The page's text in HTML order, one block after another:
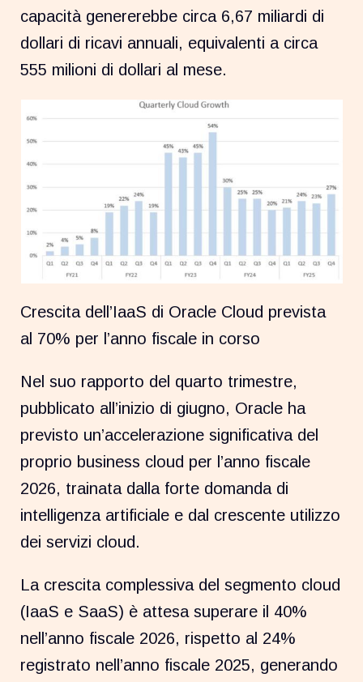
capacità genererebbe circa 6,67 miliardi di
dollari di ricavi annuali, equivalenti a circa
555 milioni di dollari al mese.
Crescita dell’IaaS di Oracle Cloud prevista
al 70% per l’anno fiscale in corso
Nel suo rapporto del quarto trimestre,
pubblicato all’inizio di giugno, Oracle ha
previsto un’accelerazione significativa del
proprio business cloud per l’anno fiscale
2026, trainata dalla forte domanda di
intelligenza artificiale e dal crescente utilizzo
dei servizi cloud.
La crescita complessiva del segmento cloud
(IaaS e SaaS) è attesa superare il 40%
nell’anno fiscale 2026, rispetto al 24%
registrato nell’anno fiscale 2025, generando